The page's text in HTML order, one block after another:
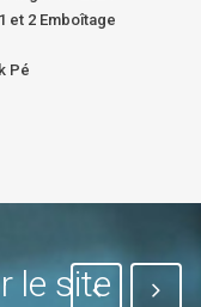
et 2 Emboîtage
Pé
le site